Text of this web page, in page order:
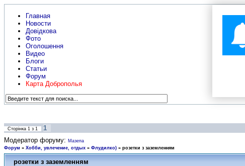
Главная
Новости
Довідкова
Фото
Оголошення
Видео
Блоги
Статьи
Форум
Карта Доброполья
Сторінка 1 з 1
1
Модератор форуму: Мазепа
Форум » Хобби, увлечение, отдых » Флудилко) » розетки з заземленням
розетки з заземленням